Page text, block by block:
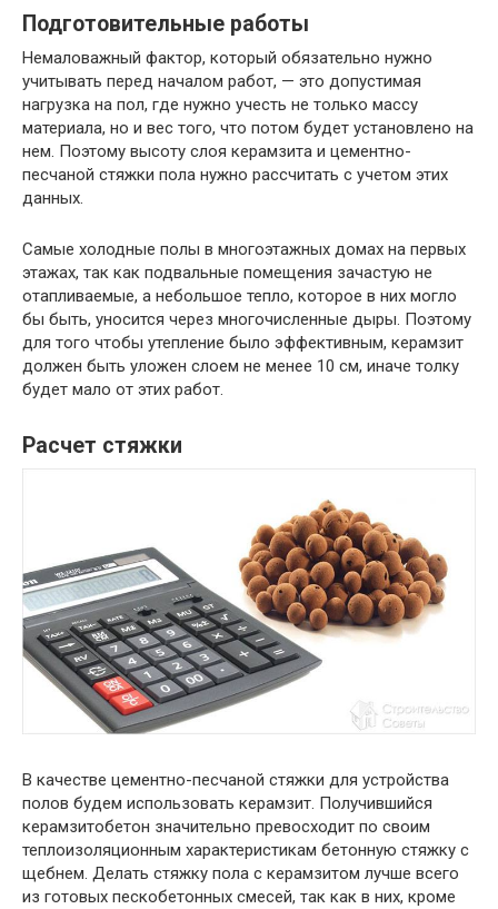
Подготовительные работы
Немаловажный фактор, который обязательно нужно
учитывать перед началом работ, — это допустимая
нагрузка на пол, где нужно учесть не только массу
материала, но и вес того, что потом будет установлено на
нем. Поэтому высоту слоя керамзита и цементно-
песчаной стяжки пола нужно рассчитать с учетом этих
данных.
Самые холодные полы в многоэтажных домах на первых
этажах, так как подвальные помещения зачастую не
отапливаемые, а небольшое тепло, которое в них могло
бы быть, уносится через многочисленные дыры. Поэтому
для того чтобы утепление было эффективным, керамзит
должен быть уложен слоем не менее 10 см, иначе толку
будет мало от этих работ.
Расчет стяжки
В качестве цементно-песчаной стяжки для устройства
полов будем использовать керамзит. Получившийся
керамзитобетон значительно превосходит по своим
теплоизоляционным характеристикам бетонную стяжку с
щебнем. Делать стяжку пола с керамзитом лучше всего
из готовых пескобетонных смесей, так как в них, кроме